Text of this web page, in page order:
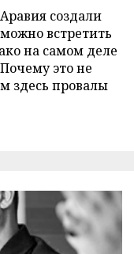
создали
встретить
на самом деле
это не
здесь провалы